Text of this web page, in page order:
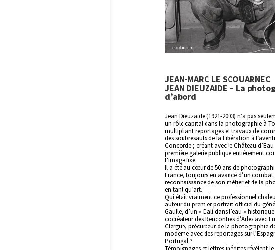
JEAN-MARC LE SCOUARNEC
JEAN DIEUZAIDE – La
d’abord
Jean Dieuzaide (1921-2003) n’a pas
un rôle capital dans la photographie à
multipliant reportages et travaux de
des soubresauts de la Libération à
Concorde ; créant avec le Château d’Eau
première galerie publique entièrement
l’image fixe.
Il a été au cœur de 50 ans de
France, toujours en avance d’un combat
reconnaissance de son métier et de la
en tant qu’art.
Qui était vraiment ce professionnel
auteur du premier portrait officiel du
Gaulle, d’un « Dalí dans l’eau »
cocréateur des Rencontres d’Arles avec
Clergue, précurseur de la photographie
moderne avec des reportages sur
Portugal ?
Témoignages et lettres inédites révèlent le